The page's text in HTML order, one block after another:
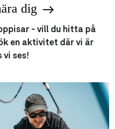
dig
- vill du hitta på
en aktivitet där vi är
vi ses!